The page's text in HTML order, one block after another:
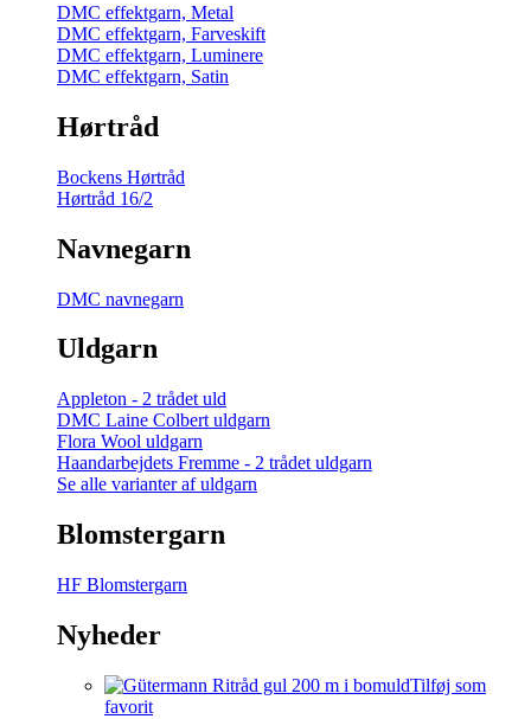
DMC effektgarn, Metal
DMC effektgarn, Farveskift
DMC effektgarn, Luminere
DMC effektgarn, Satin
Hørtråd
Bockens Hørtråd
Hørtråd 16/2
Navnegarn
DMC navnegarn
Uldgarn
Appleton - 2 trådet uld
DMC Laine Colbert uldgarn
Flora Wool uldgarn
Haandarbejdets Fremme - 2 trådet uldgarn
Se alle varianter af uldgarn
Blomstergarn
HF Blomstergarn
Nyheder
Tilføj som
favorit